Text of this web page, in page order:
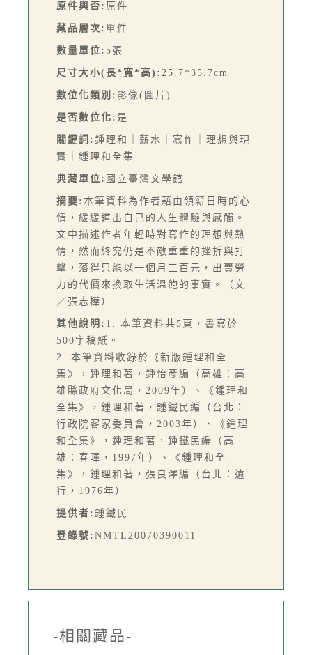
原件與否: 原件
藏品層次: 單件
數量單位: 5張
尺寸大小(長*寬*高): 25.7*35.7cm
數位化類別: 影像(圖片)
是否數位化: 是
關鍵詞: 鍾理和｜薪水｜寫作｜理想與現
實｜鍾理和全集
典藏單位: 國立臺灣文學館
摘要: 本筆資料為作者藉由領薪日時的心
情，緩緩道出自己的人生體驗與感觸。
文中描述作者年輕時對寫作的理想與熱
情，然而終究仍是不敵重重的挫折與打
擊，落得只能以一個月三百元，出賣勞
力的代價來換取生活溫飽的事實。（文
／張志樺）
其他說明: 1. 本筆資料共5頁，書寫於
500字稿紙。
2. 本筆資料收錄於《新版鍾理和全
集》，鍾理和著，鍾怡彥編（高雄：高
雄縣政府文化局，2009年）、《鍾理和
全集》，鍾理和著，鍾鐵民編（台北：
行政院客家委員會，2003年）、《鍾理
和全集》，鍾理和著，鍾鐵民編（高
雄：春暉，1997年）、《鍾理和全
集》，鍾理和著，張良澤編（台北：遠
行，1976年）
提供者: 鍾鐵民
登錄號: NMTL20070390011
-相關藏品-